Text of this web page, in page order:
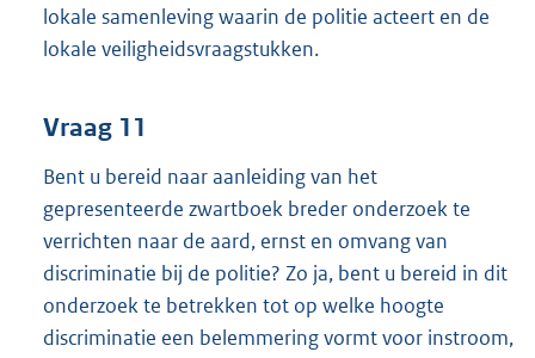
lokale samenleving waarin de politie acteert en de
lokale veiligheidsvraagstukken.
Vraag 11
Bent u bereid naar aanleiding van het
gepresenteerde zwartboek breder onderzoek te
verrichten naar de aard, ernst en omvang van
discriminatie bij de politie? Zo ja, bent u bereid in dit
onderzoek te betrekken tot op welke hoogte
discriminatie een belemmering vormt voor instroom,